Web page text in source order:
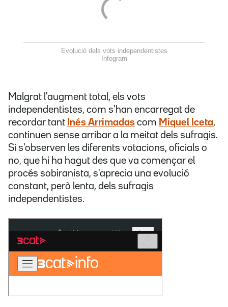
Evolució dels vots independentistes
Infogram
Malgrat l'augment total, els vots
independentistes, com s'han encarregat de
recordar tant Inés Arrimadas com Miquel Iceta,
continuen sense arribar a la meitat dels sufragis.
Si s'observen les diferents votacions, oficials o
no, que hi ha hagut des que va començar el
procés sobiranista, s'aprecia una evolució
constant, però lenta, dels sufragis
independentistes.